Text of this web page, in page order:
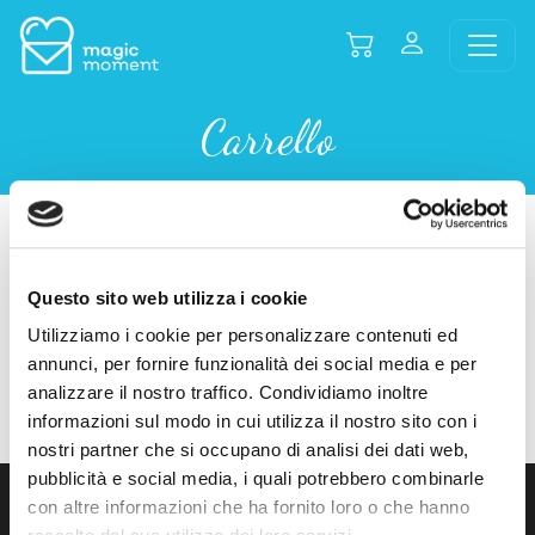
Questo sito web utilizza i cookie
Utilizziamo i cookie per personalizzare contenuti ed
annunci, per fornire funzionalità dei social media e per
analizzare il nostro traffico. Condividiamo inoltre
informazioni sul modo in cui utilizza il nostro sito con i
nostri partner che si occupano di analisi dei dati web,
pubblicità e social media, i quali potrebbero combinarle
con altre informazioni che ha fornito loro o che hanno
Carrello
Your cart is currently empty.
Return to shop